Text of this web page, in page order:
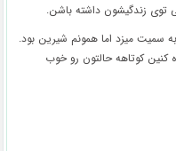
توی زندگیشون داشته باشن.
سمیت میزد اما همونم شیرین بود.
کوتاهه حالتون رو خوب